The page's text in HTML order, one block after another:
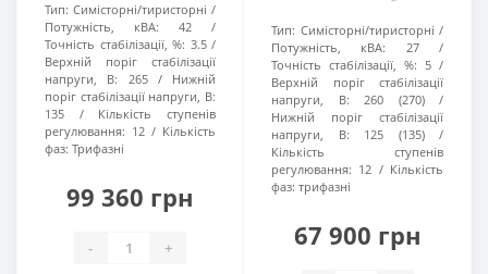
Тип: Симісторні/тиристорні
Потужність, кВА:
42
Точність стабілізації, %: 3.5
Верхній поріг стабілізації
напруги, В:
265
Нижній
поріг стабілізації напруги, В:
135
Кількість ступенів
регулювання: 12
Кількість
фаз: Трифазні
99 360 грн
- +
Тип: Симісторні/тиристорні
Потужність, кВА:
27
Точність стабілізації, %: 5
Верхній поріг стабілізації
напруги, В:
260 (270)
Нижній поріг стабілізації
напруги, В:
125 (135)
Кількість ступенів
регулювання: 12
Кількість
фаз: трифазні
67 900 грн